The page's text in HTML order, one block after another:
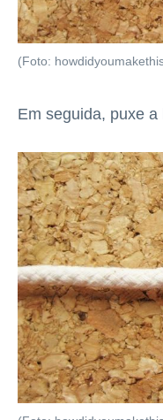
(Foto:
Em seguida, puxe